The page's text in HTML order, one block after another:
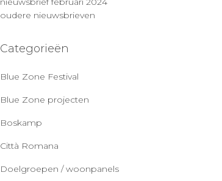
oudere nieuwsbrieven
Categorieën
Blue Zone Festival
Blue Zone projecten
Boskamp
Città Romana
Doelgroepen / woonpanels